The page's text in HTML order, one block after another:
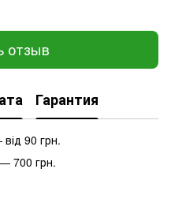
отзыв
Гарантия
90 грн.
700 грн.